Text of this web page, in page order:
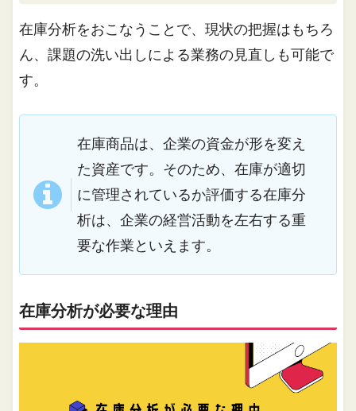
在庫分析をおこなうことで、現状の把握はもちろ
ん、課題の洗い出しによる業務の見直しも可能で
す。
在庫商品は、企業の資金が形を変え
た資産です。そのため、在庫が適切
に管理されているか評価する在庫分
析は、企業の経営活動を左右する重
要な作業といえます。
在庫分析が必要な理由